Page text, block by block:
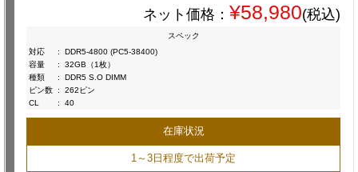
ネット価格： ¥58,980(税込)
スペック
対応
:
DDR5-4800 (PC5-38400)
容量
:
32GB（1枚）
種類
:
DDR5 S.O DIMM
ピン数 :
262ピン
CL
: 40
在庫状況
1～3日程度で出荷予定